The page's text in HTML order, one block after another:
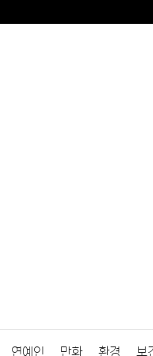
연예인 만화 환경 보